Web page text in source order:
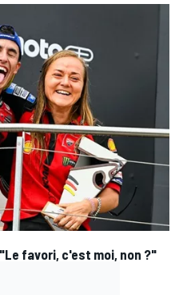
favori, c'est moi, non ?"